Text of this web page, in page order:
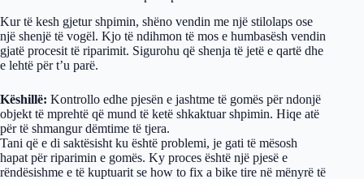
Kur të kesh gjetur shpimin, shëno vendin me një stilolaps ose
një shenjë të vogël. Kjo të ndihmon të mos e humbasësh vendin
gjatë procesit të riparimit. Sigurohu që shenja të jetë e qartë dhe
e lehtë për t’u parë.
Këshillë: Kontrollo edhe pjesën e jashtme të gomës për ndonjë
objekt të mprehtë që mund të ketë shkaktuar shpimin. Hiqe atë
për të shmangur dëmtime të tjera.
Tani që e di saktësisht ku është problemi, je gati të mësosh
hapat për riparimin e gomës. Ky proces është një pjesë e
rëndësishme e të kuptuarit se how to fix a bike tire në mënyrë të